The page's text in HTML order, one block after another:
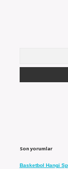
Son yorumlar
Basketbol Hangi